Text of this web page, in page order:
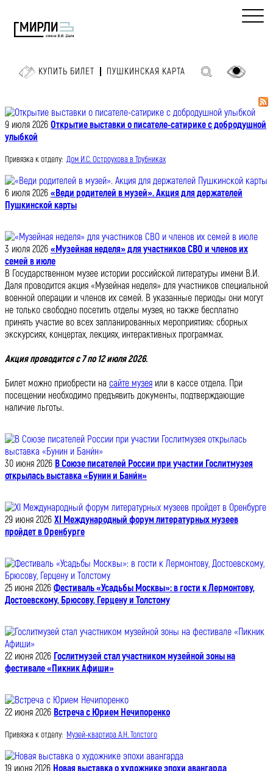
КУПИТЬ БИЛЕТ ПУШКИНСКАЯ КАРТА
9 июля 2026 Открытие выставки о писателе-сатирике с добродушной
улыбкой
Привязка к отделу: Дом И.С. Остроухова в Трубниках
6 июля 2026 «Веди родителей в музей». Акция для держателей
Пушкинской карты
3 июля 2026 «Музейная неделя» для участников СВО и членов их
семей в июле
В Государственном музее истории российской литературы имени В.И.
Даля проводится акция «Музейная неделя» для участников специальной
военной операции и членов их семей. В указанные периоды они могут
не только свободно посетить отделы музея, но также бесплатно
принять участие во всех запланированных мероприятиях: сборных
экскурсиях, концертах, лекциях, интерактивных программах.
Акция проводится с 7 по 12 июля 2026.
Билет можно приобрести на сайте музея или в кассе отдела. При
посещении необходимо предъявить документы, подтверждающие
наличие льготы.
30 июня 2026 В Союзе писателей России при участии Гослитмузея
открылась выставка «Бунин и Бани́н»
29 июня 2026 XI Международный форум литературных музеев
пройдет в Оренбурге
25 июня 2026 Фестиваль «Усадьбы Москвы»: в гости к Лермонтову,
Достоевскому, Брюсову, Герцену и Толстому
22 июня 2026 Гослитмузей стал участником музейной зоны на
фестивале «Пикник Афиши»
22 июня 2026 Встреча с Юрием Нечипоренко
Привязка к отделу: Музей-квартира А.Н. Толстого
19 июня 2026 Новая выставка о художнике эпохи авангарда